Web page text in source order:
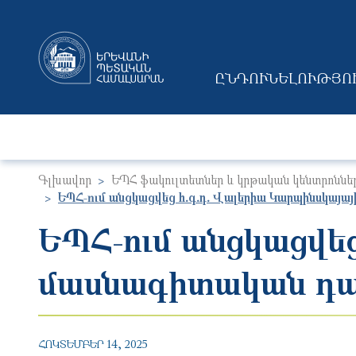
MAIN
Գլխավոր ԵՊՀ ֆակուլտետներ և կրթական
ԵՊՀ-ում անցկացվեց հ․գ․դ․ Վալերիա
ԵՊՀ-ում
մասնագիտական
ՀՈԿՏԵՄԲԵՐ 14, 2025